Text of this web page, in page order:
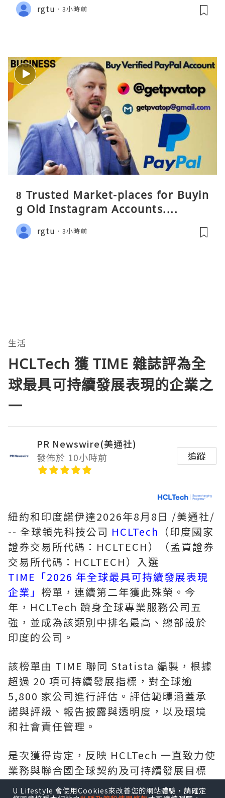
rgtu 3小時前
8 Trusted Market-places for Buyin
g Old Instagram Accounts....
rgtu 3小時前
生活
HCLTech 獲 TIME 雜誌評為全
球最具可持續發展表現的企業之
一
PR Newswire(美通社)
發佈於 10小時前
追蹤
紐約和印度諾伊達2026年8月8日 /美通社/
-- 全球領先科技公司 HCLTech （印度國家
證券交易所代碼：HCLTECH）（孟買證券
交易所代碼：HCLTECH）入選
TIME「2026 年全球最具可持續發展表現
企業」 榜單，連續第二年獲此殊榮。今
年，HCLTech 躋身全球專業服務公司五
強，並成為該類別中排名最高、總部設於
印度的公司。
該榜單由 TIME 聯同 Statista 編製，根據
超過 20 項可持續發展指標，對全球逾
5,800 家公司進行評估。評估範疇涵蓋承
諾與評級、報告披露與透明度，以及環境
和社會責任管理。
是次獲得肯定，反映 HCLTech 一直致力使
業務與聯合國全球契約及可持續發展目標
接軌。在 2026 財政年度，HCLTech 在水
U Lifestyle 會使用Cookies來改善您的網站體驗，請確定